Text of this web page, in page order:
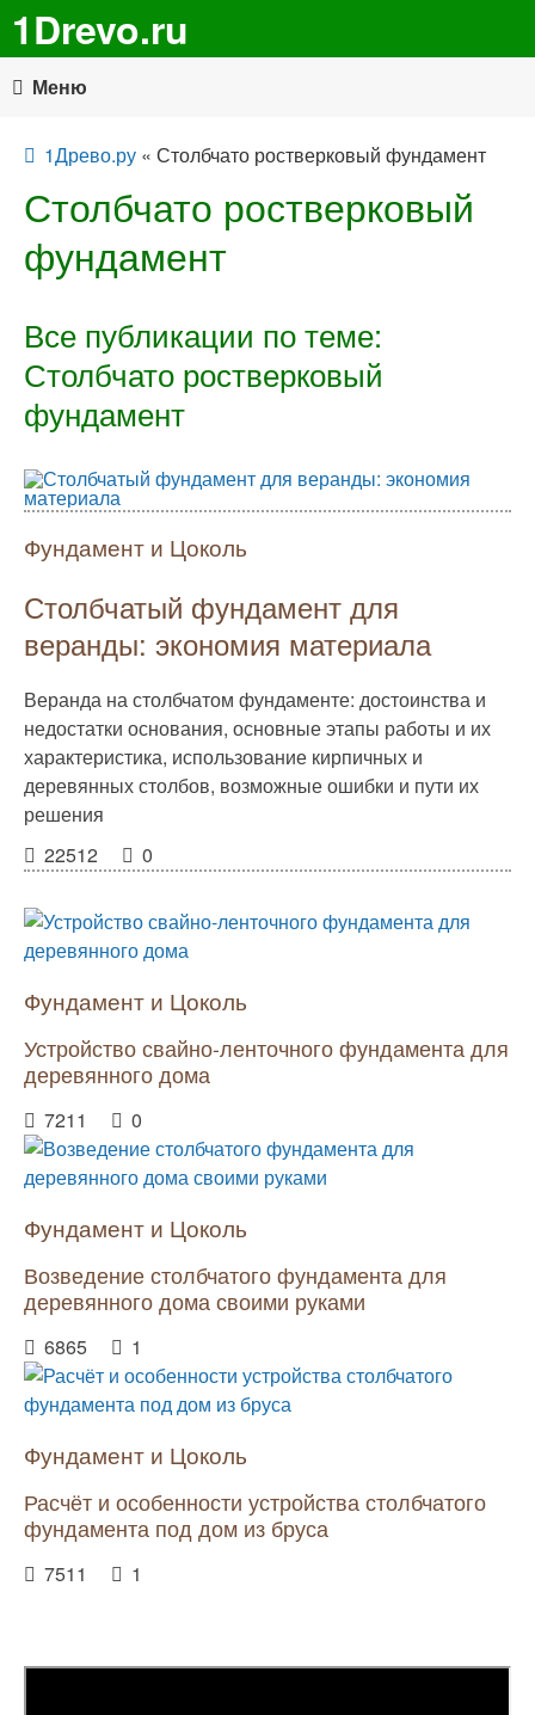
1Drevo.ru
Меню
1Древо.ру « Столбчато ростверковый фундамент
Столбчато ростверковый
фундамент
Все публикации по теме:
Столбчато ростверковый
фундамент
Фундамент и Цоколь
Столбчатый фундамент для
веранды: экономия материала
Веранда на столбчатом фундаменте: достоинства и
недостатки основания, основные этапы работы и их
характеристика, использование кирпичных и
деревянных столбов, возможные ошибки и пути их
решения
22512
0
Фундамент и Цоколь
Устройство свайно-ленточного фундамента для
деревянного дома
7211 0
Фундамент и Цоколь
Возведение столбчатого фундамента для
деревянного дома своими руками
6865 1
Фундамент и Цоколь
Расчёт и особенности устройства столбчатого
фундамента под дом из бруса
7511 1